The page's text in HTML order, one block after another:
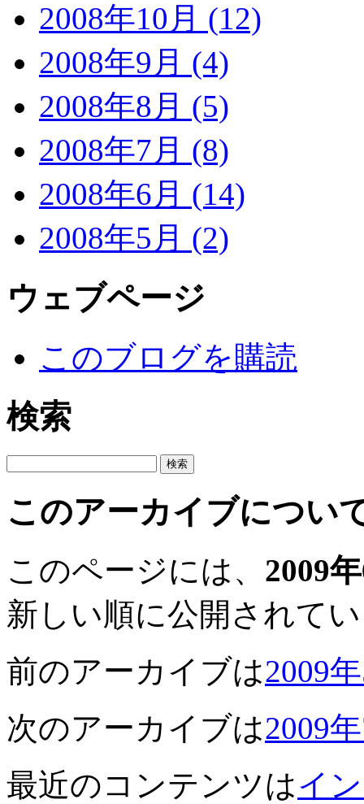
2008年10月 (12)
2008年9月 (4)
2008年8月 (5)
2008年7月 (8)
2008年6月 (14)
2008年5月 (2)
ウェブページ
このブログを購読
検索
このアーカイブについ
このページには、 2009
新しい順に公開されて
前のアーカイブは2009
次のアーカイブは2009
最近のコンテンツはイ